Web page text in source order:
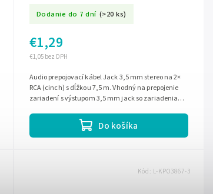
Dodanie do 7 dní (>20 ks)
€1,05 bez DPH
€1,29
Do košíka
Audio prepojovací kábel Jack 3,5 mm stereo na 2×
RCA (cinch) s dĺžkou 7,5 m. Vhodný na prepojenie
zariadení s výstupom 3,5 mm jack so zariadeniami
Kód: L-KPO3867-3